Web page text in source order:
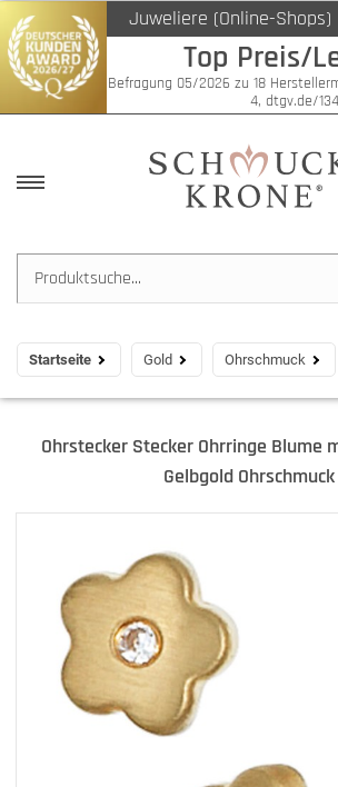
Juweliere (Online-Shops)
Top Preis/
Befragung 05/2026 zu 18
4, dtgv.de/
Startseite Gold Ohrschmuck
Ohrstecker Stecker Ohrringe Blume
Gelbgold Ohrschmuck